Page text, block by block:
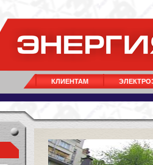
КЛИЕНТАМ